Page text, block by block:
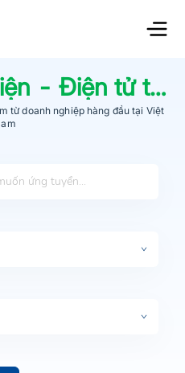
- Điện tửtại
từdoanh nghiệp hàng đầu tại Việt